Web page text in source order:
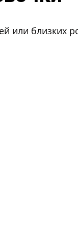
или близких